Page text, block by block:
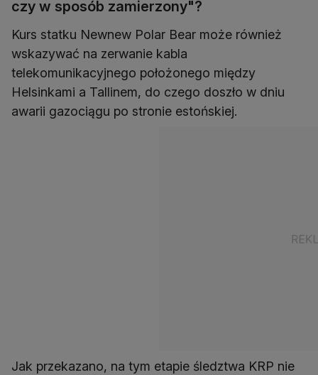
czy w sposób zamierzony"?
Kurs statku Newnew Polar Bear może również
wskazywać na zerwanie kabla
telekomunikacyjnego położonego między
Helsinkami a Tallinem, do czego doszło w dniu
awarii gazociągu po stronie estońskiej.
Jak przekazano, na tym etapie śledztwa KRP nie